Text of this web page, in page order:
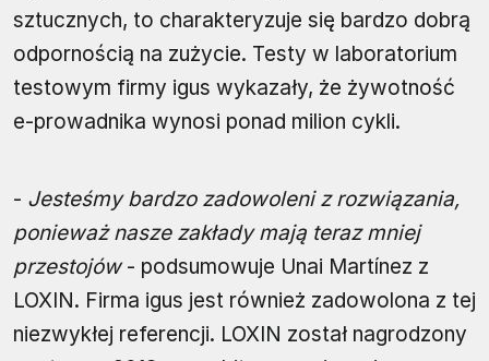
sztucznych, to charakteryzuje się bardzo dobrą
odpornością na zużycie. Testy w laboratorium
testowym firmy igus wykazały, że żywotność
e-prowadnika wynosi ponad milion cykli.
- Jesteśmy bardzo zadowoleni z rozwiązania,
ponieważ nasze zakłady mają teraz mniej
przestojów- podsumowuje Unai Martínez z
LOXIN. Firma igus jest również zadowolona z tej
niezwykłej referencji. LOXIN został nagrodzony